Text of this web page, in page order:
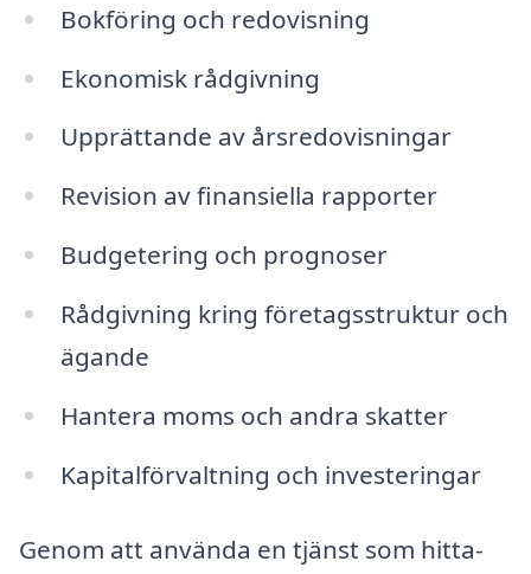
Bokföring och redovisning
Ekonomisk rådgivning
Upprättande av årsredovisningar
Revision av finansiella rapporter
Budgetering och prognoser
Rådgivning kring företagsstruktur och
ägande
Hantera moms och andra skatter
Kapitalförvaltning och investeringar
Genom att använda en tjänst som hitta-